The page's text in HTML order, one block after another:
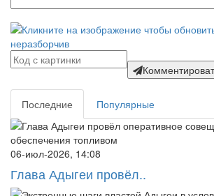
Последние Популярные
06-июл-2026, 14:08
Глава Адыгеи провёл..